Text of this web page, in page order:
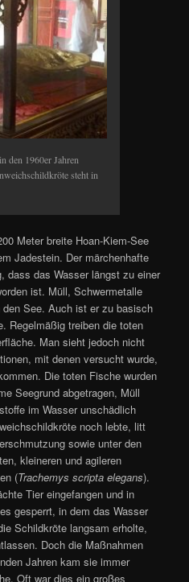
den 1960er Jahren
steht in
Meter breite Hoan-Kiem-See
Jadestein. Der märchenhafte
dass das Wasser längst zu einer
ist. Müll, Schwermetalle
See. Auch ist er zu basisch
Regelmäßig treiben die toten
Man sieht jedoch nicht
mit denen versucht wurde,
Die toten Fische wurden
Seegrund abgetragen, Müll
im Wasser unschädlich
noch lebte, litt
sowie unter den
kleineren und agileren
(Trachemys scripta elegans).
Tier eingefangen und in
gesperrt, in dem das Wasser
Schildkröte langsam erholte,
Doch die Maßnahmen
Jahren kam sie immer
Oft war dies ein großes